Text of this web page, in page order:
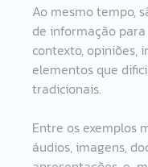
Ao mesmo tempo,
de informação
contexto, opiniões,
elementos que
tradicionais.
Entre os exemplos
áudios, imagens,